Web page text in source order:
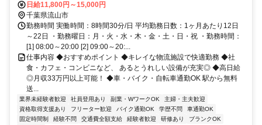
レイな建物♪社食・カフェテリア・ドリンクコーナーなどの社内設備も充
実◎
分、東武野田線〔アーバンパークライン〕 江戸川台西口徒歩約30分
「流山おおたかの森駅」「柏駅」「南越谷駅」（各駅から無料送迎バ
スあり）／直行直帰も可！＊柏支社（「南柏駅」西口より徒歩1分程
度）
日給11,800円～15,000円
千葉県流山市
勤務時間 実働時間：8時間30分/日 平均勤務日数：1ヶ月あたり12日
～22日 ・勤務曜日：月・火・水・木・金・土・日・祝 ・勤務時間：
[1] 08:00～20:00 [2] 09:00～20:...
仕事内容 ◆おすすめポイント ◆キレイな物流施設で快適勤務 ◆社
食・カフェ・コンビニなど、 あるとうれしい設備が充実◎ ◆高日給
◎月収33万円以上可能！ ◆車・バイク・自転車通勤OK 駅から無料
送...
業界未経験者歓迎 社員登用あり 副業・WワークOK
主婦・主夫歓迎
資格取得支援あり
フリーター歓迎 バイク通勤OK 学歴不問
車通勤OK
固定時間制
経験不問 交通費全額支給 経験者歓迎 研修あり
ブランクOK